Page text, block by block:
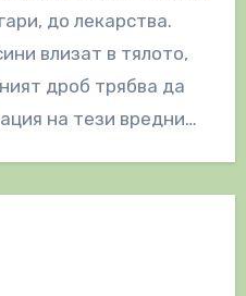
до лекарства.
влизат в тялото,
дроб трябва да
на тези вредни